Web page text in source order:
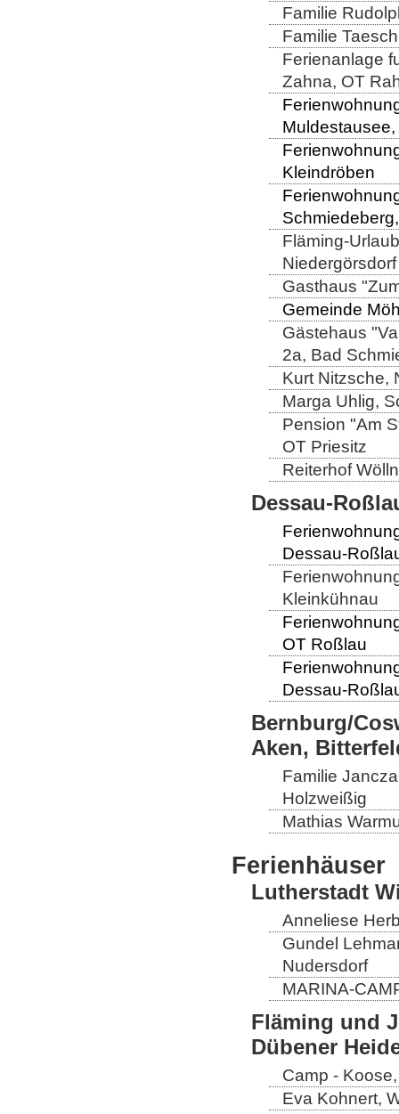
Familie
Familie
Ferienanlage
Zahna, OT
Kleindröben
Fläming-
Niedergörsdorf
Gasthaus
Gemeinde
Gästehaus
2a, Bad
Kurt Nitzsche,
Marga Uhlig,
Pension "Am
OT Priesitz
Reiterhof
Dessau-
Dessau-
Kleinkühnau
OT Roßlau
Dessau-
Bernburg/
Aken,
Familie
Holzweißig
Mathias
Ferienhäuser
Lutherstadt
Anneliese
Gundel
Nudersdorf
MARINA-
Fläming und
Dübener
Camp -
Eva Kohnert,